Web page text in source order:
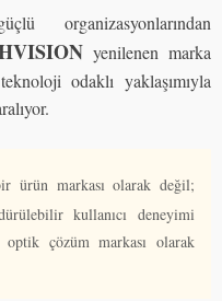
organizasyonlarından
yenilenen marka
odaklı yaklaşımıyla
ürün markası olarak değil;
kullanıcı deneyimi
çözüm markası olarak